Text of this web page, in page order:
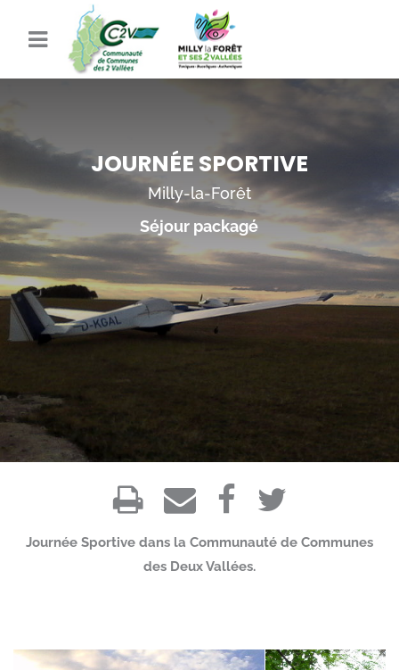
JOURNÉE SPORTIVE
Milly-la-Forêt
Séjour packagé
Journée Sportive dans la Communauté de Communes
des Deux Vallées.